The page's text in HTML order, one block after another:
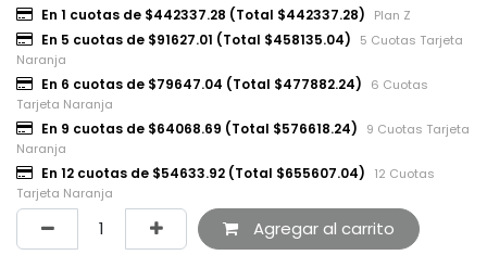
En 1 cuotas de $442337.28 (Total $442337.28) Plan Z
En 5 cuotas de $91627.01 (Total $458135.04)
5 Cuotas Tarjeta
Naranja
En 6 cuotas de $79647.04 (Total $477882.24)
6 Cuotas
Tarjeta Naranja
En 9 cuotas de $64068.69 (Total $576618.24)
9 Cuotas Tarjeta
Naranja
En 12 cuotas de $54633.92 (Total $655607.04)
12 Cuotas
Tarjeta Naranja
Agregar al carrito